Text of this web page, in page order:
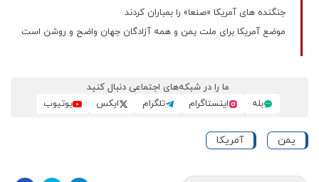
جنگنده های آمریکا «صنعا» را بمباران کردند
موضع آمریکا برای ملت یمن و همه آزادگان جهان واضح و روشن است
ما را در شبکه‌های اجتماعی دنبال کنید
بله
اینستاگرام تلگرام ایکس یوتیوب
یمن آمریکا